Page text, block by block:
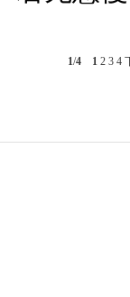
1/4 1 2 3 4